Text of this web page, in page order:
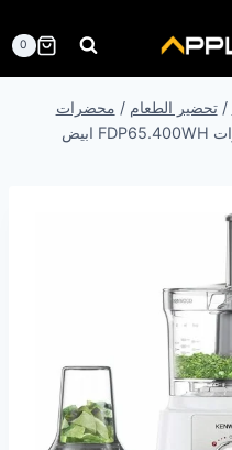
0
/ تحضير الطعام / محضرات
كيتشن ماشين كينوود 1000 وات FDP65.400WH ابيض